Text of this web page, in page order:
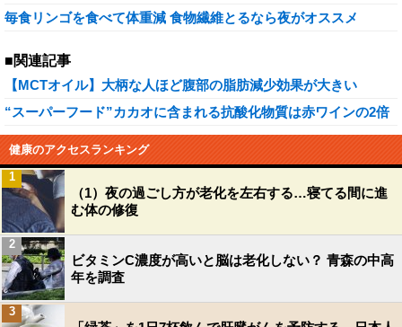
毎食リンゴを食べて体重減 食物繊維とるなら夜がオススメ
■関連記事
【MCTオイル】大柄な人ほど腹部の脂肪減少効果が大きい
“スーパーフード”カカオに含まれる抗酸化物質は赤ワインの2倍
健康のアクセスランキング
（1）夜の過ごし方が老化を左右する…寝てる間に進
む体の修復
1
ビタミンC濃度が高いと脳は老化しない？ 青森の中高
年を調査
2
3